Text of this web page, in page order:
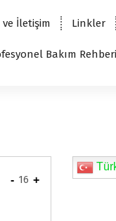
İletişim Linkler
Bakım Rehberi
- 16 +